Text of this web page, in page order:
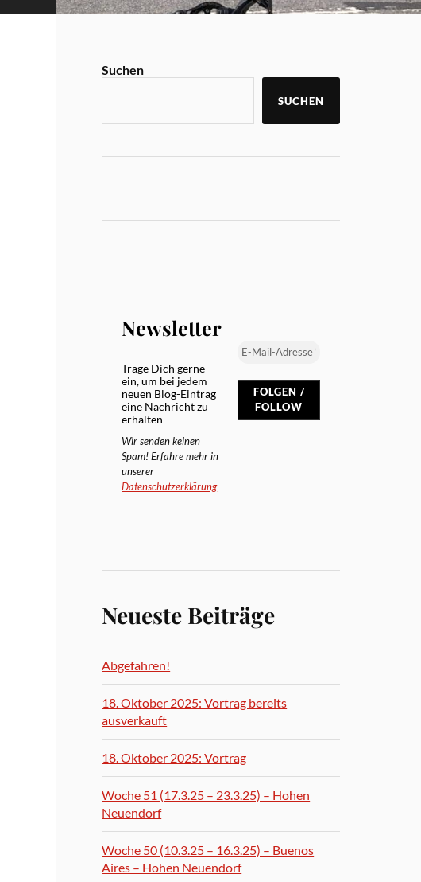
Suchen
SUCHEN
Newsletter
Trage Dich gerne
ein, um bei jedem
neuen Blog-Eintrag
eine Nachricht zu
erhalten
Wir senden keinen
Spam! Erfahre mehr in
unserer
Datenschutzerklärung
Neueste Beiträge
Abgefahren!
18. Oktober 2025: Vortrag bereits
ausverkauft
18. Oktober 2025: Vortrag
Woche 51 (17.3.25 – 23.3.25) – Hohen
Neuendorf
Woche 50 (10.3.25 – 16.3.25) – Buenos
Aires – Hohen Neuendorf